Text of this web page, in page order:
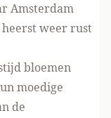
Amsterdam
weer rust
bloemen
moedige
de